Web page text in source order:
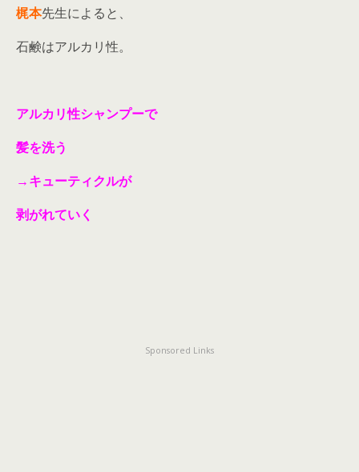
梶本先生によると、
石鹸はアルカリ性。
アルカリ性シャンプーで
髪を洗う
→キューティクルが
剥がれていく
Sponsored Links